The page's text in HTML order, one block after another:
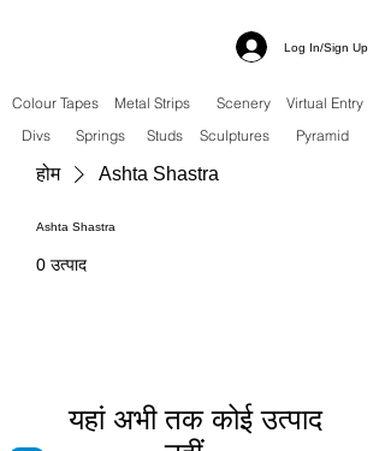
Log In/Sign Up
Colour Tapes Metal Strips Scenery
Virtual Entry
Divs
Springs Studs Sculptures Pyramid
होम Ashta Shastra
Ashta Shastra
0 उत्पाद
यहां अभी तक कोई उत्पाद